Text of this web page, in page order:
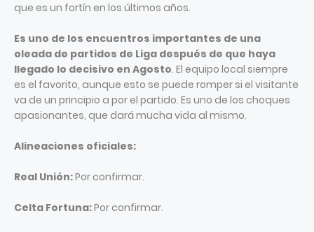
que es un fortín en los últimos años.
Es uno de los encuentros importantes de una
oleada de partidos de Liga después de que haya
llegado lo decisivo en Agosto. El equipo local siempre
es el favorito, aunque esto se puede romper si el visitante
va de un principio a por el partido. Es uno de los choques
apasionantes, que dará mucha vida al mismo.
Alineaciones oficiales:
Real Unión:Por confirmar.
Celta Fortuna:Por confirmar.